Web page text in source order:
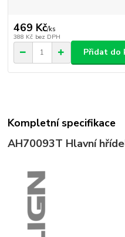
469 Kč/ks
388 Kč bez DPH
Přidat do
Kompletní specifikace
AH70093T Hlavní